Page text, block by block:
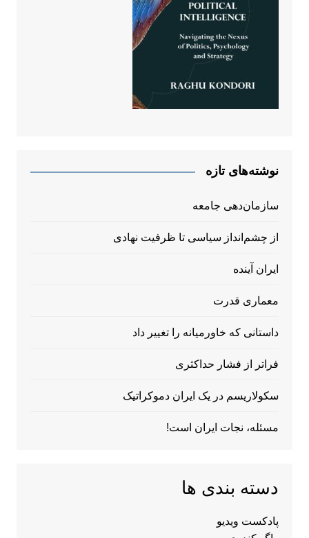
نوشته‌های تازه
سازمان‌دهی جامعه
از چشم‌انداز سیاسی تا ظرفیت نهادی
ایران آینده
معماری قدرت
داستانی که خاورمیانه را تغییر داد
فراتر از فشار حداکثری
سکولاریسم در یک ایران دموکراتیک
مسئله، نجات ایران است!
دسته بندی ها
پادکست ویدیو